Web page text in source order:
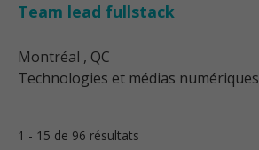
Team lead fullstack
Montréal , QC
Technologies et médias numériques
1 - 15 de 96 résultats